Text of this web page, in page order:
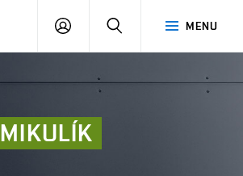
MENU
PŘIHLÁSIT
MIKULÍK